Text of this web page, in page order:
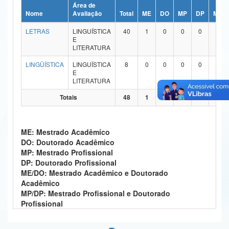
Ministério da Ciência, Tecnologia, Inovações e Comunicações
Ministério do Meio Ambiente
Ministério do Desenvolvimento Regional
Controladoria-Geral da União
Secretaria-Geral
Secretaria de Governo
Gabinete de Segurança Institucional
Advocacia-Geral da União
Nome
Área de
Avaliação
Total ME DO MP DP
ME/
LETRAS
LINGUÍSTICA
E
LITERATURA
40 1 0 0 0
LINGÜÍSTICA
LINGUÍSTICA
E
LITERATURA
8 0 0 0 0
Totais 48 1 0 0 0
ME: Mestrado Acadêmico
DO: Doutorado Acadêmico
MP: Mestrado Profissional
DP: Doutorado Profissional
ME/DO: Mestrado Acadêmico e Doutorado
Acadêmico
MP/DP: Mestrado Profissional e Doutorado
Profissional